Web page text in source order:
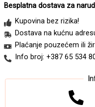
GIGI
Grow
236ml
količina
Besplatna dostava za
Kupovina bez rizika!
Dostava na kućnu
Plaćanje pouzećem ili
Info broj: +387 65 534